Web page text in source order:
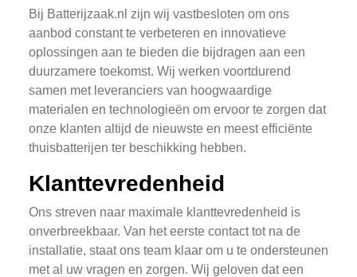
Bij Batterijzaak.nl zijn wij vastbesloten om ons
aanbod constant te verbeteren en innovatieve
oplossingen aan te bieden die bijdragen aan een
duurzamere toekomst. Wij werken voortdurend
samen met leveranciers van hoogwaardige
materialen en technologieën om ervoor te zorgen dat
onze klanten altijd de nieuwste en meest efficiënte
thuisbatterijen ter beschikking hebben.
Klanttevredenheid
Ons streven naar maximale klanttevredenheid is
onverbreekbaar. Van het eerste contact tot na de
installatie, staat ons team klaar om u te ondersteunen
met al uw vragen en zorgen. Wij geloven dat een